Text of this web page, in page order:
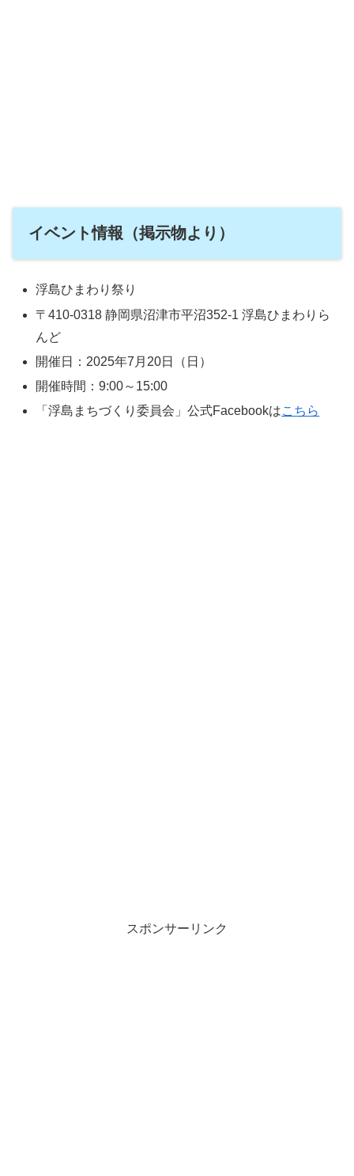
イベント情報（掲示物より）
浮島ひまわり祭り
〒410-0318 静岡県沼津市平沼352-1 浮島ひまわりら
んど
開催日：2025年7月20日（日）
開催時間：9:00～15:00
「浮島まちづくり委員会」公式Facebookはこちら
スポンサーリンク